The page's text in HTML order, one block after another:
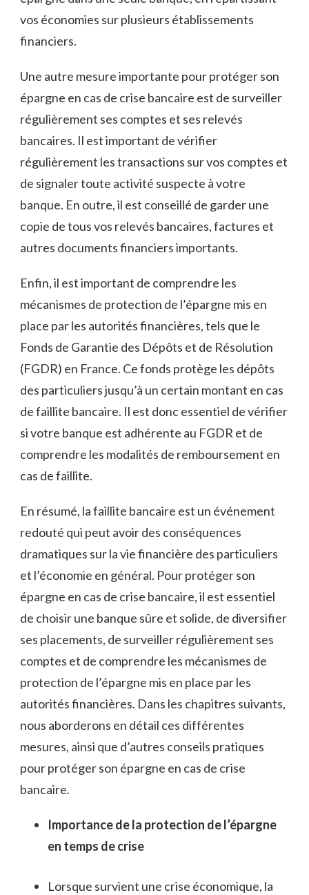
vos économies sur plusieurs établissements
financiers.
Une autre mesure importante pour protéger son
épargne en cas de crise bancaire est de surveiller
régulièrement ses comptes et ses relevés
bancaires. Il est important de vérifier
régulièrement les transactions sur vos comptes et
de signaler toute activité suspecte à votre
banque. En outre, il est conseillé de garder une
copie de tous vos relevés bancaires, factures et
autres documents financiers importants.
Enfin, il est important de comprendre les
mécanismes de protection de l’épargne mis en
place par les autorités financières, tels que le
Fonds de Garantie des Dépôts et de Résolution
(FGDR) en France. Ce fonds protège les dépôts
des particuliers jusqu’à un certain montant en cas
de faillite bancaire. Il est donc essentiel de vérifier
si votre banque est adhérente au FGDR et de
comprendre les modalités de remboursement en
cas de faillite.
En résumé, la faillite bancaire est un événement
redouté qui peut avoir des conséquences
dramatiques sur la vie financière des particuliers
et l’économie en général. Pour protéger son
épargne en cas de crise bancaire, il est essentiel
de choisir une banque sûre et solide, de diversifier
ses placements, de surveiller régulièrement ses
comptes et de comprendre les mécanismes de
protection de l’épargne mis en place par les
autorités financières. Dans les chapitres suivants,
nous aborderons en détail ces différentes
mesures, ainsi que d’autres conseils pratiques
pour protéger son épargne en cas de crise
bancaire.
Importance de la protection de l’épargne
en temps de crise
Lorsque survient une crise économique, la